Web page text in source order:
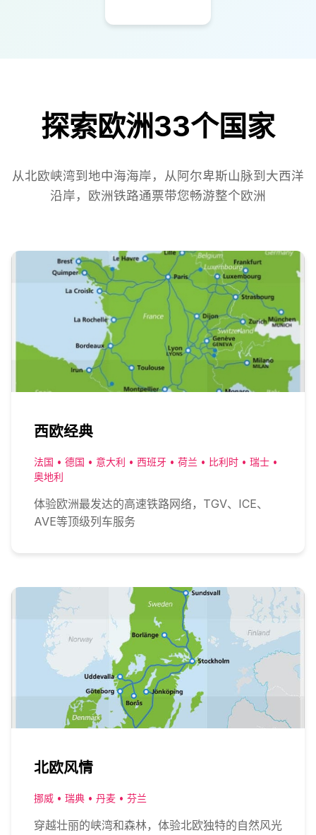
探索欧洲33个国家
从北欧峡湾到地中海海岸，从阿尔卑斯山脉到大西洋
沿岸，欧洲铁路通票带您畅游整个欧洲
西欧经典
法国 • 德国 • 意大利 • 西班牙 • 荷兰 • 比利时 • 瑞士 •
奥地利
体验欧洲最发达的高速铁路网络，TGV、ICE、
AVE等顶级列车服务
北欧风情
挪威 • 瑞典 • 丹麦 • 芬兰
穿越壮丽的峡湾和森林，体验北欧独特的自然风光